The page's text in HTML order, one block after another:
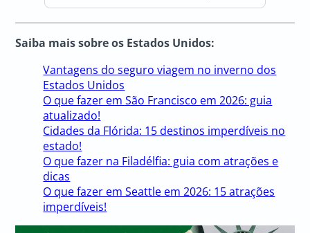
Saiba mais sobre os Estados Unidos:
Vantagens do seguro viagem no inverno dos
Estados Unidos
O que fazer em São Francisco em 2026: guia
atualizado!
Cidades da Flórida: 15 destinos imperdíveis no
estado!
O que fazer na Filadélfia: guia com atrações e
dicas
O que fazer em Seattle em 2026: 15 atrações
imperdíveis!